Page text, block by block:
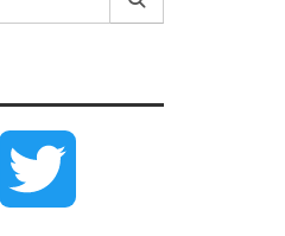
Instagram